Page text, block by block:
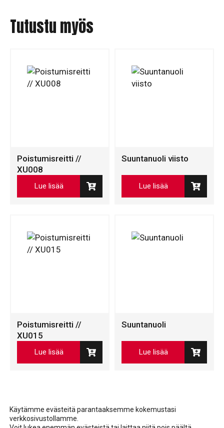
Tutustu myös
Poistumisreitti //
XU008
Lue lisää
Suuntanuoli viisto
Lue lisää
Poistumisreitti //
XU015
Lue lisää
Suuntanuoli
Lue lisää
Käytämme evästeitä parantaaksemme kokemustasi
verkkosivustollamme.